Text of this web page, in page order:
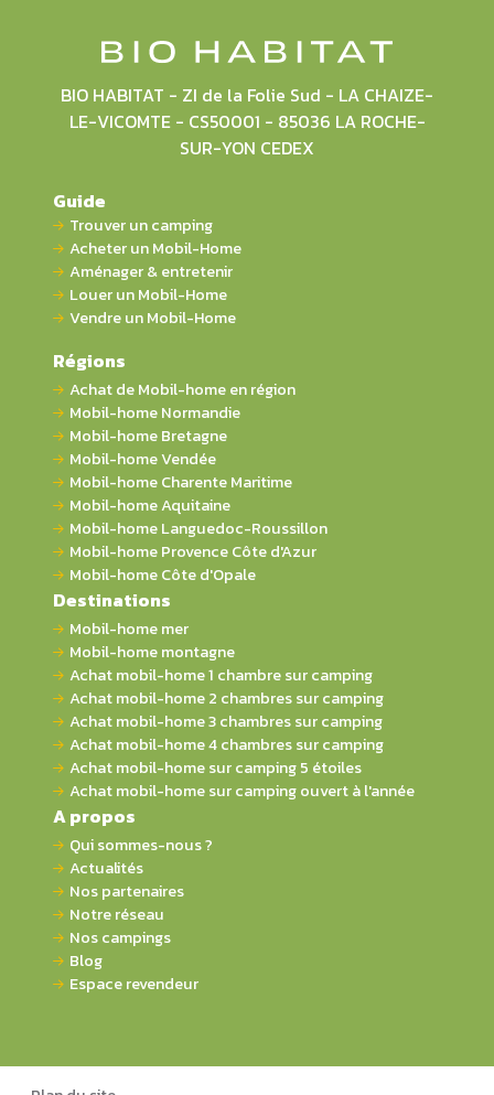
BIO HABITAT - ZI de la Folie Sud - LA CHAIZE-
LE-VICOMTE - CS50001 - 85036 LA ROCHE-
SUR-YON CEDEX
Guide
Trouver un camping
Acheter un Mobil-Home
Aménager & entretenir
Louer un Mobil-Home
Vendre un Mobil-Home
Régions
Achat de Mobil-home en région
Mobil-home Normandie
Mobil-home Bretagne
Mobil-home Vendée
Mobil-home Charente Maritime
Mobil-home Aquitaine
Mobil-home Languedoc-Roussillon
Mobil-home Provence Côte d'Azur
Mobil-home Côte d'Opale
Destinations
Mobil-home mer
Mobil-home montagne
Achat mobil-home 1 chambre sur camping
Achat mobil-home 2 chambres sur camping
Achat mobil-home 3 chambres sur camping
Achat mobil-home 4 chambres sur camping
Achat mobil-home sur camping 5 étoiles
Achat mobil-home sur camping ouvert à l'année
A propos
Qui sommes-nous ?
Actualités
Nos partenaires
Notre réseau
Nos campings
Blog
Espace revendeur